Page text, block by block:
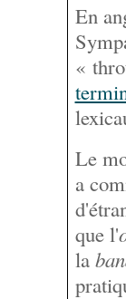
En
«
Le
a
que l'
la